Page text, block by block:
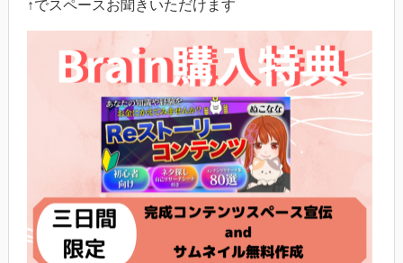
↑でスペースお聞きいただけます